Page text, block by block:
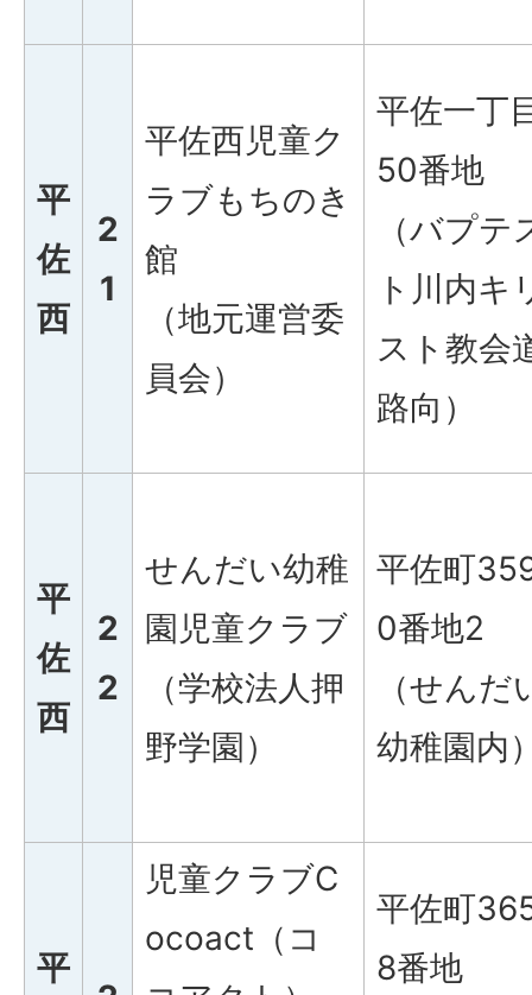
平
佐
西
2
1
平佐西児童ク
ラブもちのき
館
（地元運営委
員会）
平佐一丁
50番地
（バプテ
ト川内キ
スト教会
路向）
平
佐
西
2
2
せんだい幼稚
園児童クラブ
（学校法人押
野学園）
平佐町
0番地2
（せんだ
幼稚園内
平
児童クラブC
ocoact（コ
平佐町
8番地